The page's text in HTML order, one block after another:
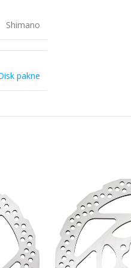
Shimano
pakne